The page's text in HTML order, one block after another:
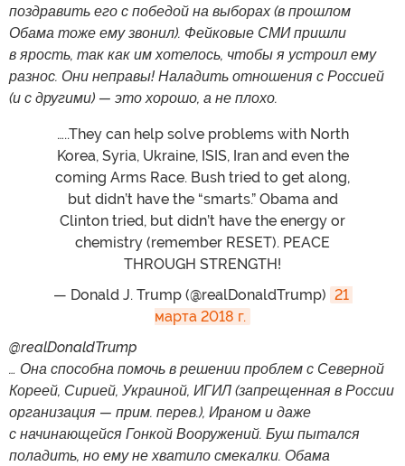
поздравить его с победой на выборах (в прошлом
Обама тоже ему звонил). Фейковые СМИ пришли
в ярость, так как им хотелось, чтобы я устроил ему
разнос. Они неправы! Наладить отношения с Россией
(и с другими) — это хорошо, а не плохо.
…..They can help solve problems with North
Korea, Syria, Ukraine, ISIS, Iran and even the
coming Arms Race. Bush tried to get along,
but didn’t have the “smarts.” Obama and
Clinton tried, but didn’t have the energy or
chemistry (remember RESET). PEACE
THROUGH STRENGTH!
— Donald J. Trump (@realDonaldTrump) 21
марта 2018 г.
@realDonaldTrump
… Она способна помочь в решении проблем с Северной
Кореей, Сирией, Украиной, ИГИЛ (запрещенная в России
организация — прим. перев.), Ираном и даже
с начинающейся Гонкой Вооружений. Буш пытался
поладить, но ему не хватило смекалки. Обама